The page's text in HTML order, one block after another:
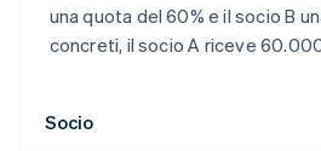
una quota del 60% e il socio B
concreti, il socio A riceve
Socio